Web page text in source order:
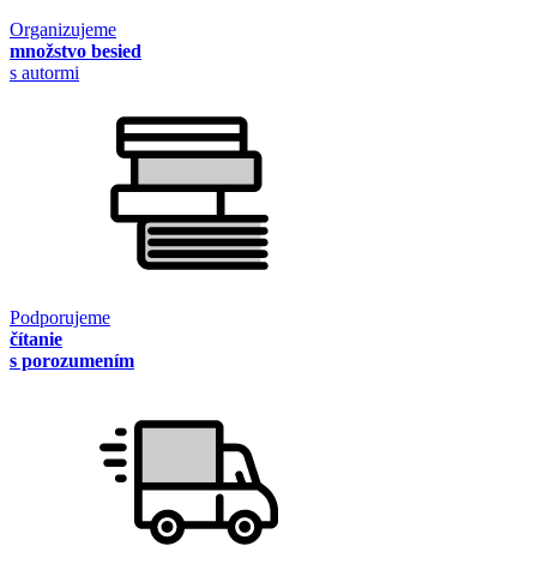
Organizujeme
množstvo besied
s autormi
Podporujeme
čítanie
s porozumením